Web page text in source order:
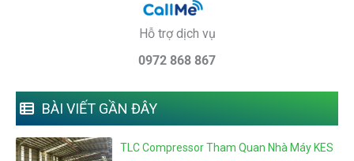
Hỗ trợ dịch vụ
0972 868 867
BÀI VIẾT GẦN ĐÂY
TLC Compressor Tham Quan Nhà Máy KES